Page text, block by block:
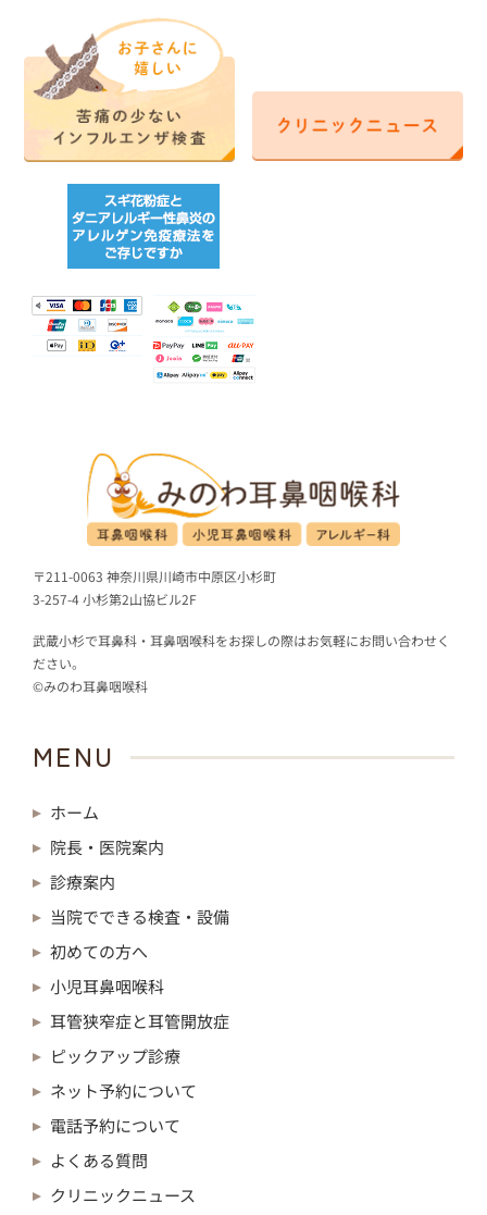
〒211-0063 神奈川県川崎市中原区小杉町
3-257-4 小杉第2山協ビル2F
武蔵小杉で耳鼻科・耳鼻咽喉科をお探しの際はお気軽にお問い合わせく
ださい。
©みのわ耳鼻咽喉科
MENU
ホーム
院長・医院案内
診療案内
当院でできる検査・設備
初めての方へ
小児耳鼻咽喉科
耳管狭窄症と耳管開放症
ピックアップ診療
ネット予約について
電話予約について
よくある質問
クリニックニュース